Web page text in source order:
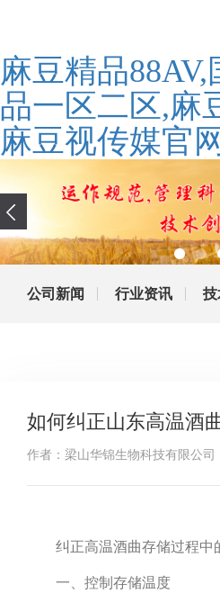
麻豆精品
品一区二区,麻
麻豆视传媒官
公司新闻 行业资讯 技
如何纠正山东高温酒
作者：梁山华锦生物科技有限公司
纠正高温酒曲存储过程中
一、控制存储温度